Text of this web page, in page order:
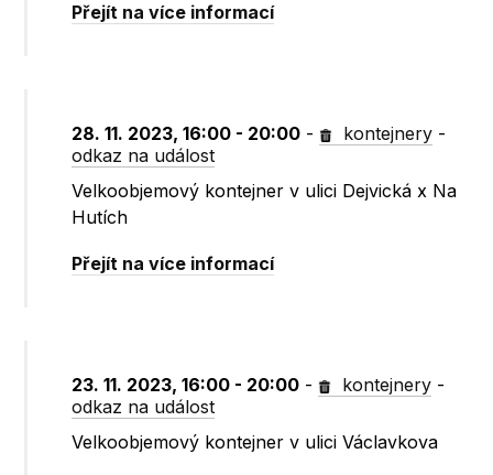
Přejít na více informací
28. 11. 2023, 16:00 - 20:00 - kontejnery -
odkaz na událost
Velkoobjemový kontejner v ulici Dejvická x Na
Hutích
Přejít na více informací
23. 11. 2023, 16:00 - 20:00 - kontejnery -
odkaz na událost
Velkoobjemový kontejner v ulici Václavkova